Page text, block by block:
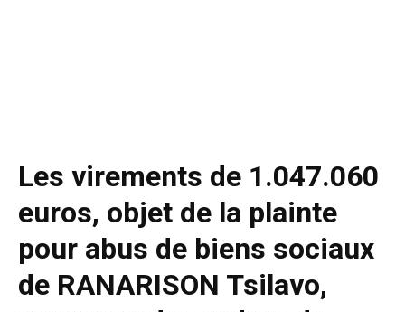
Les virements de 1.047.060
euros, objet de la plainte
pour abus de biens sociaux
de RANARISON Tsilavo,